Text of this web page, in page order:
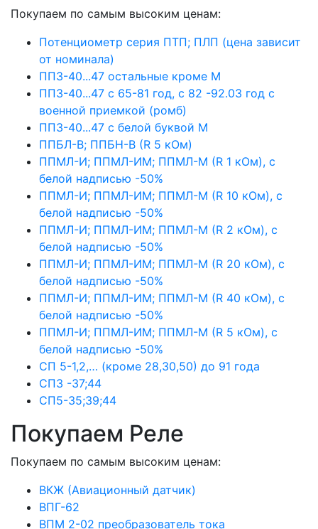
Покупаем по самым высоким ценам:
Потенциометр серия ПТП; ПЛП (цена зависит
от номинала)
ПП3-40...47 остальные кроме М
ПП3-40...47 с 65-81 год, с 82 -92.03 год с
военной приемкой (ромб)
ПП3-40...47 с белой буквой М
ППБЛ-В; ППБН-В (R 5 кОм)
ППМЛ-И; ППМЛ-ИМ; ППМЛ-М (R 1 кОм), с
белой надписью -50%
ППМЛ-И; ППМЛ-ИМ; ППМЛ-М (R 10 кОм), с
белой надписью -50%
ППМЛ-И; ППМЛ-ИМ; ППМЛ-М (R 2 кОм), с
белой надписью -50%
ППМЛ-И; ППМЛ-ИМ; ППМЛ-М (R 20 кОм), с
белой надписью -50%
ППМЛ-И; ППМЛ-ИМ; ППМЛ-М (R 40 кОм), с
белой надписью -50%
ППМЛ-И; ППМЛ-ИМ; ППМЛ-М (R 5 кОм), с
белой надписью -50%
СП 5-1,2,… (кроме 28,30,50) до 91 года
СП3 -37;44
СП5-35;39;44
Покупаем Реле
Покупаем по самым высоким ценам:
ВКЖ (Авиационный датчик)
ВПГ-62
ВПМ 2-02 преобразователь тока